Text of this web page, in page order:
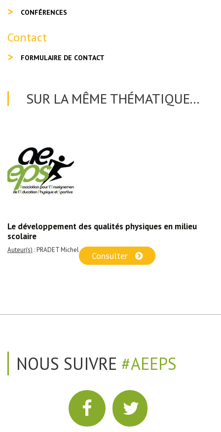
CONFÉRENCES
Contact
FORMULAIRE DE CONTACT
SUR LA MÊME THÉMATIQUE...
Le développement des qualités physiques en milieu
scolaire
Auteur(s) : PRADET Michel
Consulter
NOUS SUIVRE #AEEPS